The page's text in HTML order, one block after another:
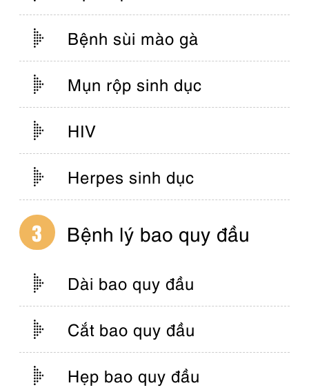
Bệnh sùi mào gà
Mụn rộp sinh dục
HIV
Herpes sinh dục
Bệnh lý bao quy đầu
Dài bao quy đầu
Cắt bao quy đầu
Hẹp bao quy đầu